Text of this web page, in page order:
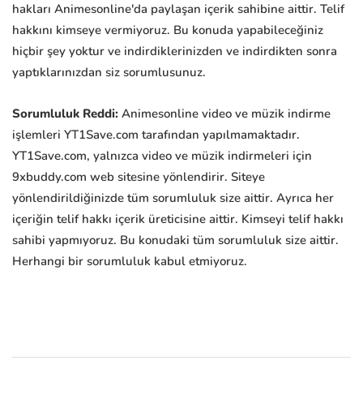
hakları Animesonline'da paylaşan içerik sahibine aittir. Telif
hakkını kimseye vermiyoruz. Bu konuda yapabileceğiniz
hiçbir şey yoktur ve indirdiklerinizden ve indirdikten sonra
yaptıklarınızdan siz sorumlusunuz.
Sorumluluk Reddi: Animesonline video ve müzik indirme
işlemleri YT1Save.com tarafından yapılmamaktadır.
YT1Save.com, yalnızca video ve müzik indirmeleri için
9xbuddy.com web sitesine yönlendirir. Siteye
yönlendirildiğinizde tüm sorumluluk size aittir. Ayrıca her
içeriğin telif hakkı içerik üreticisine aittir. Kimseyi telif hakkı
sahibi yapmıyoruz. Bu konudaki tüm sorumluluk size aittir.
Herhangi bir sorumluluk kabul etmiyoruz.